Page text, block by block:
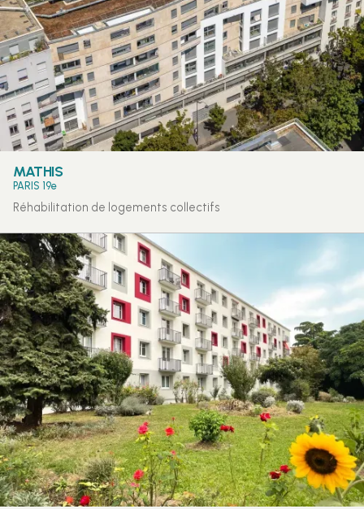
MATHIS
PARIS 19e
Réhabilitation de logements collectifs